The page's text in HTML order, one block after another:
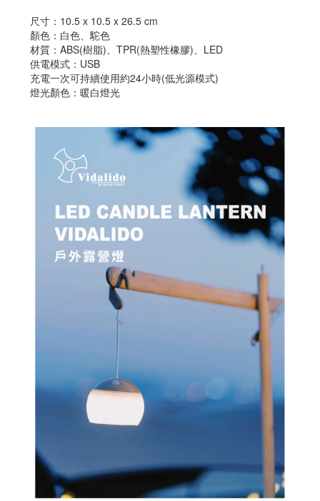
尺寸：10.5 x 10.5 x 26.5 cm
顏色：白色、駝色
材質：ABS(樹脂)、TPR(熱塑性橡膠)、LED
供電模式：USB
充電一次可持續使用約24小時(低光源模式)
燈光顏色：暖白燈光